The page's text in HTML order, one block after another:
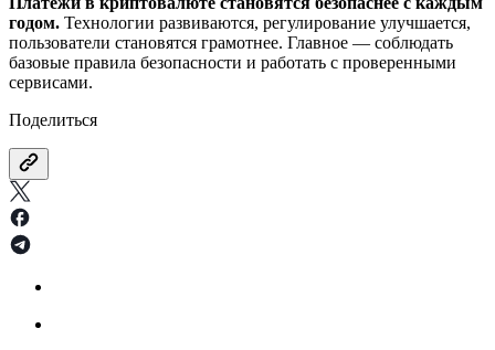
годом. Технологии развиваются, регулирование улучшается,
пользователи становятся грамотнее. Главное — соблюдать
базовые правила безопасности и работать с проверенными
сервисами.
Поделиться